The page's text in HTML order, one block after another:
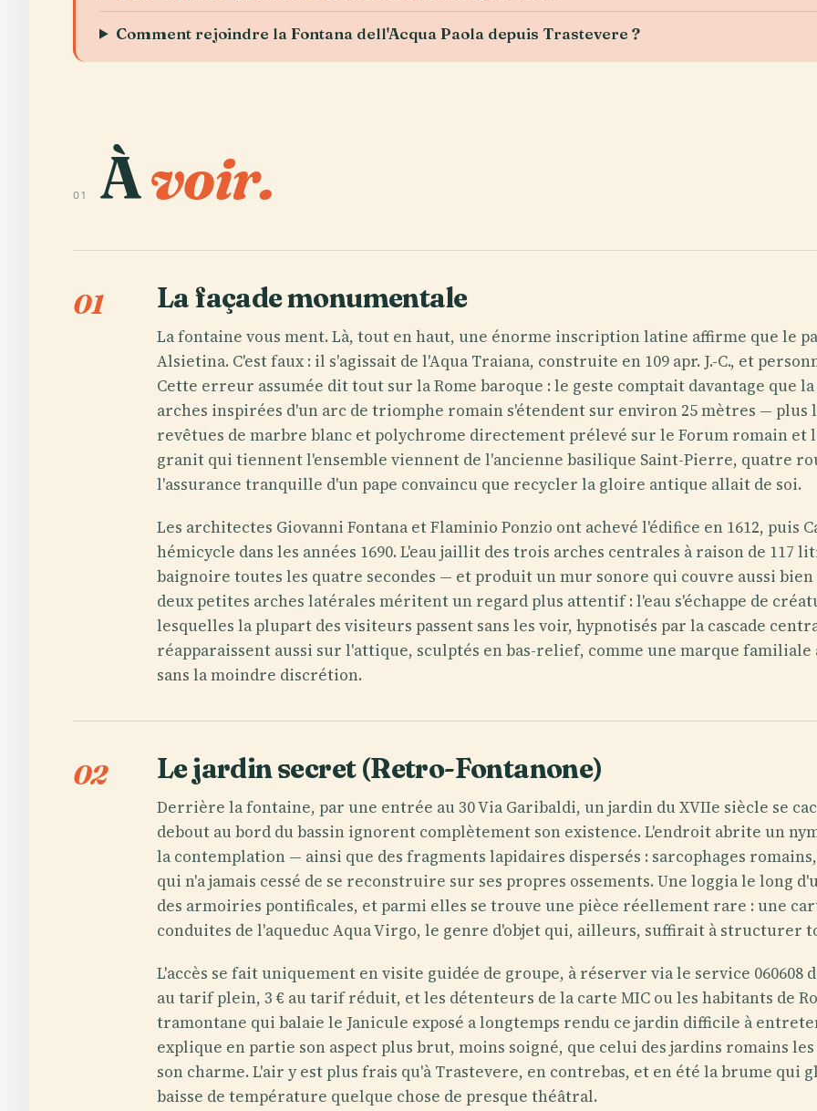
Comment rejoindre la Fontana dell'Acqua Paola depuis Trastevere ?
01 Àvoir.
01 La façade monumentale
La fontaine vous ment. Là, tout en haut, une énorme inscription latine affirme que le
Alsietina. C'est faux : il s'agissait de l'Aqua Traiana, construite en 109 apr. J.-C., et
Cette erreur assumée dit tout sur la Rome baroque : le geste comptait davantage que
arches inspirées d'un arc de triomphe romain s'étendent sur environ 25 mètres —
revêtues de marbre blanc et polychrome directement prélevé sur le Forum romain et
granit qui tiennent l'ensemble viennent de l'ancienne basilique Saint-Pierre, quatre
l'assurance tranquille d'un pape convaincu que recycler la gloire antique allait de soi.
Les architectes Giovanni Fontana et Flaminio Ponzio ont achevé l'édifice en 1612, puis
hémicycle dans les années 1690. L'eau jaillit des trois arches centrales à raison de 117
baignoire toutes les quatre secondes — et produit un mur sonore qui couvre aussi
deux petites arches latérales méritent un regard plus attentif : l'eau s'échappe de
lesquelles la plupart des visiteurs passent sans les voir, hypnotisés par la cascade
réapparaissent aussi sur l'attique, sculptés en bas-relief, comme une marque
sans la moindre discrétion.
02 Le jardin secret (Retro-Fontanone)
Derrière la fontaine, par une entrée au 30 Via Garibaldi, un jardin du XVIIe siècle se
debout au bord du bassin ignorent complètement son existence. L'endroit abrite un
la contemplation — ainsi que des fragments lapidaires dispersés : sarcophages
qui n'a jamais cessé de se reconstruire sur ses propres ossements. Une loggia le long
des armoiries pontificales, et parmi elles se trouve une pièce réellement rare : une
conduites de l'aqueduc Aqua Virgo, le genre d'objet qui, ailleurs, suffirait à structurer
L'accès se fait uniquement en visite guidée de groupe, à réserver via le service 060608
au tarif plein, 3 € au tarif réduit, et les détenteurs de la carte MIC ou les habitants de
tramontane qui balaie le Janicule exposé a longtemps rendu ce jardin difficile à
explique en partie son aspect plus brut, moins soigné, que celui des jardins romains
son charme. L'air y est plus frais qu'à Trastevere, en contrebas, et en été la brume qui
baisse de température quelque chose de presque théâtral.